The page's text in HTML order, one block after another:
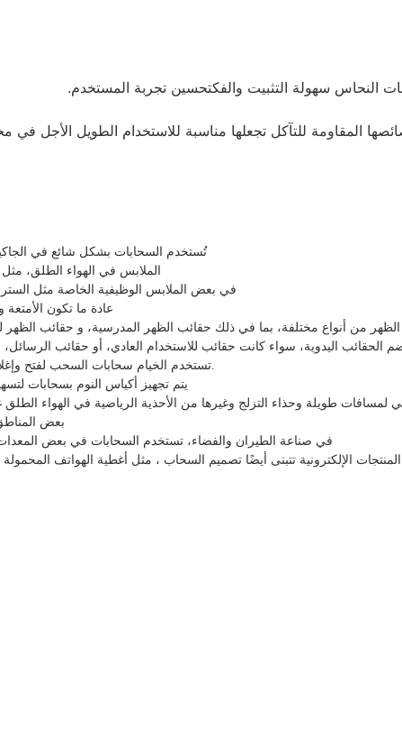
النحاس سهولة التثبيت والفكتحسين تجربة المستخدم.
المقاومة للتآكل تجعلها مناسبة للاستخدام الطويل الأجل
تُستخدم السحابات بشكل شائع في
الملابس في الهواء الطلق، مثل
في بعض الملابس الوظيفية الخاصة مثل
عادة ما تكون
الحقائب اليدوية، سواء كانت حقائب للاستخدام العادي، أو حقائب
تستخدم الخيام سحابات السحب لفتح وإغلاق المدخلات والنوافذ بسرعة، وبعض السحابات المقاومة للماء يمكن أن تمنع المطر من الدخول أيضا1.
يتم تجهيز أكياس النوم بسحابات
لمسافات طويلة وحذاء التزلج وغيرها من الأحذية الرياضية في الهواء
بعض
:في صناعة الطيران والفضاء، تستخدم السحابات في بعض